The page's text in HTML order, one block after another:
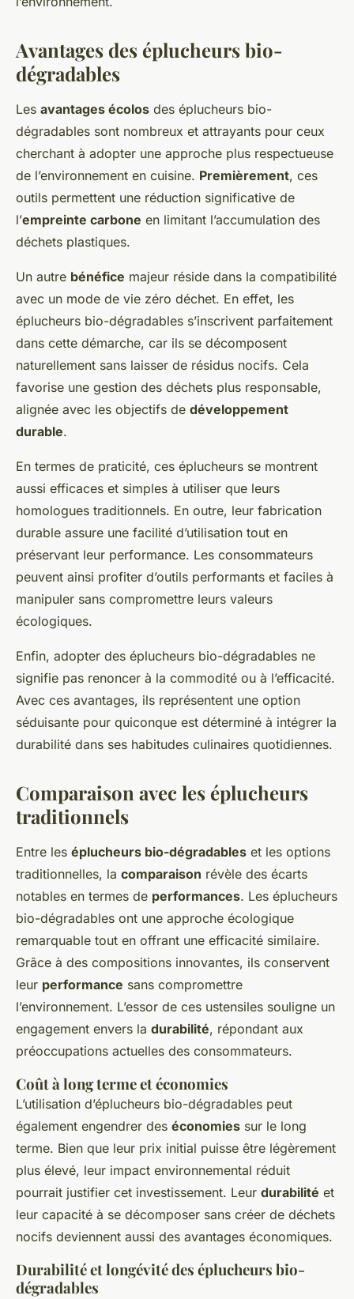
Avantages des éplucheurs bio-
dégradables
Les avantages écolos des éplucheurs bio-
dégradables sont nombreux et attrayants pour ceux
cherchant à adopter une approche plus respectueuse
de l’environnement en cuisine. Premièrement, ces
outils permettent une réduction significative de
l’empreinte carbone en limitant l’accumulation des
déchets plastiques.
Un autre bénéfice majeur réside dans la compatibilité
avec un mode de vie zéro déchet. En effet, les
éplucheurs bio-dégradables s’inscrivent parfaitement
dans cette démarche, car ils se décomposent
naturellement sans laisser de résidus nocifs. Cela
favorise une gestion des déchets plus responsable,
alignée avec les objectifs de développement
durable.
En termes de praticité, ces éplucheurs se montrent
aussi efficaces et simples à utiliser que leurs
homologues traditionnels. En outre, leur fabrication
durable assure une facilité d’utilisation tout en
préservant leur performance. Les consommateurs
peuvent ainsi profiter d’outils performants et faciles à
manipuler sans compromettre leurs valeurs
écologiques.
Enfin, adopter des éplucheurs bio-dégradables ne
signifie pas renoncer à la commodité ou à l’efficacité.
Avec ces avantages, ils représentent une option
séduisante pour quiconque est déterminé à intégrer la
durabilité dans ses habitudes culinaires quotidiennes.
Comparaison avec les éplucheurs
traditionnels
Entre les éplucheurs bio-dégradables et les options
traditionnelles, la comparaison révèle des écarts
notables en termes de performances. Les éplucheurs
bio-dégradables ont une approche écologique
remarquable tout en offrant une efficacité similaire.
Grâce à des compositions innovantes, ils conservent
leur performance sans compromettre
l’environnement. L’essor de ces ustensiles souligne un
engagement envers la durabilité, répondant aux
préoccupations actuelles des consommateurs.
Coût à long terme et économies
L’utilisation d’éplucheurs bio-dégradables peut
également engendrer des économies sur le long
terme. Bien que leur prix initial puisse être légèrement
plus élevé, leur impact environnemental réduit
pourrait justifier cet investissement. Leur durabilité et
leur capacité à se décomposer sans créer de déchets
nocifs deviennent aussi des avantages économiques.
Durabilité et longévité des éplucheurs bio-
dégradables